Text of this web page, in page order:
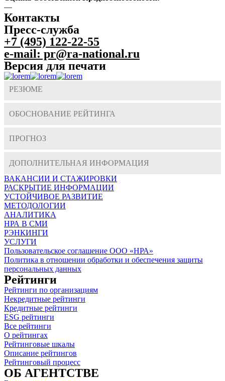
—
Контакты
Пресс-служба
+7 (495) 122-22-55
e-mail: pr@ra-national.ru
Версия для печати
РЕЗЮМЕ
ОБОСНОВАНИЕ РЕЙТИНГА
ПРОГНОЗ
ДОПОЛНИТЕЛЬНАЯ ИНФОРМАЦИЯ
ВАКАНСИИ И СТАЖИРОВКИ
РАСКРЫТИЕ ИНФОРМАЦИИ
УСТОЙЧИВОЕ РАЗВИТИЕ
МЕТОДОЛОГИИ
АНАЛИТИКА
НРА В СМИ
РЭНКИНГИ
УСЛУГИ
Пользовательское соглашение ООО «НРА»
Политика в отношении обработки и обеспечения защиты
персональных данных
Рейтинги
Рейтинги по организациям
Некредитные рейтинги
Кредитные рейтинги
ESG рейтинги
Все рейтинги
О рейтингах
Рейтинговые шкалы
Описание рейтингов
Рейтинговый процесс
ОБ АГЕНТСТВЕ